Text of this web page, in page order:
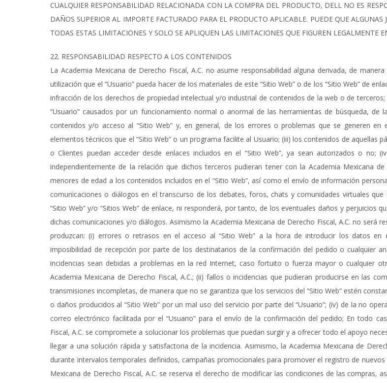
CUALQUIER RESPONSABILIDAD RELACIONADA CON LA COMPRA DEL PRODUCTO, DELL NO ES
DAÑOS SUPERIOR AL IMPORTE FACTURADO PARA EL PRODUCTO APLICABLE. PUEDE QUE
TODAS ESTAS LIMITACIONES Y SOLO SE APLIQUEN LAS LIMITACIONES QUE FIGUREN LEGALMENTE
22. RESPONSABILIDAD RESPECTO A LOS CONTENIDOS
La Academia Mexicana de Derecho Fiscal, A.C. no asume responsabilidad alguna derivada, de
utilización que el “Usuario” pueda hacer de los materiales de este “Sitio Web” o de los “Sitio Web” de
infracción de los derechos de propiedad intelectual y/o industrial de contenidos de la web o de
“Usuario” causados por un funcionamiento normal o anormal de las herramientas de búsqueda, de
contenidos y/o acceso al “Sitio Web” y, en general, de los errores o problemas que se generen
elementos técnicos que el “Sitio Web” o un programa facilite al Usuario; (iii) los contenidos de aquellas
o Clientes puedan acceder desde enlaces incluidos en el “Sitio Web”, ya sean autorizados o no;
independientemente de la relación que dichos terceros pudieran tener con la Academia Mexicana
menores de edad a los contenidos incluidos en el “Sitio Web”, así como el envío de información
comunicaciones o diálogos en el transcurso de los debates, foros, chats y comunidades virtuales
“Sitio Web” y/o “Sitios Web” de enlace, ni responderá, por tanto, de los eventuales daños y perjuicios
dichas comunicaciones y/o diálogos. Asimismo la Academia Mexicana de Derecho Fiscal, A.C. no será
produzcan: (i) errores o retrasos en el acceso al “Sitio Web” a la hora de introducir los datos
imposibilidad de recepción por parte de los destinatarios de la confirmación del pedido o cualquier
incidencias sean debidas a problemas en la red Internet, caso fortuito o fuerza mayor o cualquier
Academia Mexicana de Derecho Fiscal, A.C.; (ii) fallos o incidencias que pudieran producirse en las
transmisiones incompletas, de manera que no se garantiza que los servicios del “Sitio Web” estén
o daños producidos al “Sitio Web” por un mal uso del servicio por parte del “Usuario”; (iv) de la no
correo electrónico facilitada por el “Usuario” para el envío de la confirmación del pedido; En todo
Fiscal, A.C. se compromete a solucionar los problemas que puedan surgir y a ofrecer todo el apoyo
llegar a una solución rápida y satisfactoria de la incidencia. Asimismo, la Academia Mexicana de
durante intervalos temporales definidos, campañas promocionales para promover el registro de
Mexicana de Derecho Fiscal, A.C. se reserva el derecho de modificar las condiciones de las compras,